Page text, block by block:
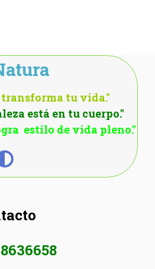
tu vida."
está en tu cuerpo."
estilo de vida pleno."